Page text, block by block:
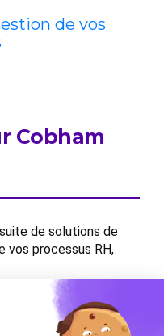
de vos
Cobham
de solutions de
vos processus RH,